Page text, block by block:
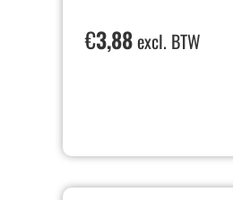
€3,88excl. BTW